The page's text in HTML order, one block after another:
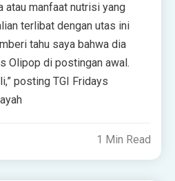
atau manfaat nutrisi yang
terlibat dengan utas ini
tahu saya bahwa dia
Olipop di postingan awal.
posting TGI Fridays
1 Min Read